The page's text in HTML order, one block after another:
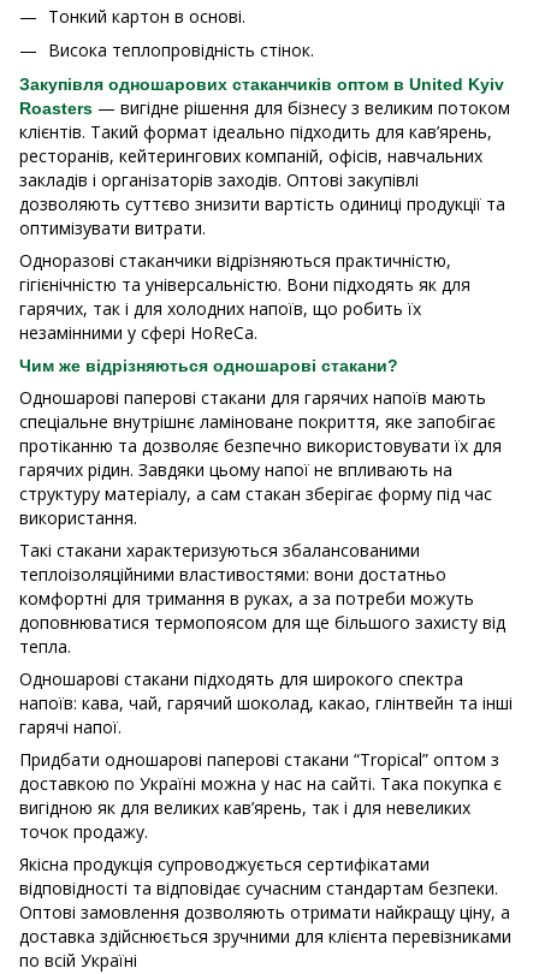
Тонкий картон в основі.
Висока теплопровідність стінок.
Закупівля одношарових стаканчиків оптом в United Kyiv
Roasters — вигідне рішення для бізнесу з великим потоком
клієнтів. Такий формат ідеально підходить для кав’ярень,
ресторанів, кейтерингових компаній, офісів, навчальних
закладів і організаторів заходів. Оптові закупівлі
дозволяють суттєво знизити вартість одиниці продукції та
оптимізувати витрати.
Одноразові стаканчики відрізняються практичністю,
гігієнічністю та універсальністю. Вони підходять як для
гарячих, так і для холодних напоїв, що робить їх
незамінними у сфері HoReCa.
Чим же відрізняються одношарові стакани?
Одношарові паперові стакани для гарячих напоїв мають
спеціальне внутрішнє ламіноване покриття, яке запобігає
протіканню та дозволяє безпечно використовувати їх для
гарячих рідин. Завдяки цьому напої не впливають на
структуру матеріалу, а сам стакан зберігає форму під час
використання.
Такі стакани характеризуються збалансованими
теплоізоляційними властивостями: вони достатньо
комфортні для тримання в руках, а за потреби можуть
доповнюватися термопоясом для ще більшого захисту від
тепла.
Одношарові стакани підходять для широкого спектра
напоїв: кава, чай, гарячий шоколад, какао, глінтвейн та інші
гарячі напої.
Придбати одношарові паперові стакани “Tropical” оптом з
доставкою по Україні можна у нас на сайті. Така покупка є
вигідною як для великих кав’ярень, так і для невеликих
точок продажу.
Якісна продукція супроводжується сертифікатами
відповідності та відповідає сучасним стандартам безпеки.
Оптові замовлення дозволяють отримати найкращу ціну, а
доставка здійснюється зручними для клієнта перевізниками
по всій Україні